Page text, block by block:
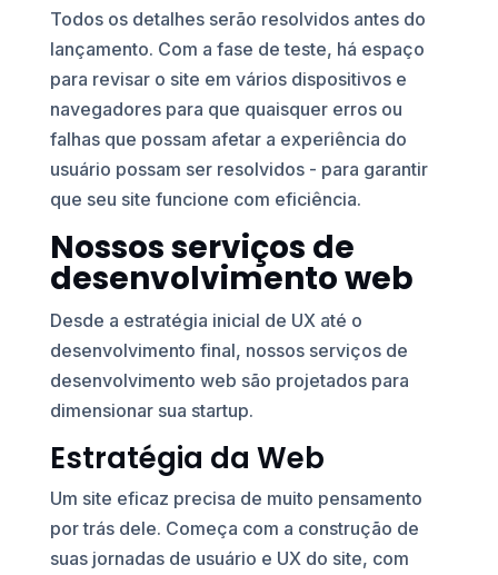
Todos os detalhes serão resolvidos antes do
lançamento. Com a fase de teste, há espaço
para revisar o site em vários dispositivos e
navegadores para que quaisquer erros ou
falhas que possam afetar a experiência do
usuário possam ser resolvidos - para garantir
que seu site funcione com eficiência.
Nossos serviços de
desenvolvimento web
Desde a estratégia inicial de UX até o
desenvolvimento final, nossos serviços de
desenvolvimento web são projetados para
dimensionar sua startup.
Estratégia da Web
Um site eficaz precisa de muito pensamento
por trás dele. Começa com a construção de
suas jornadas de usuário e UX do site, com